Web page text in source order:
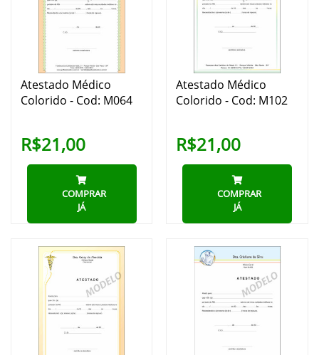
Atestado Médico
Colorido - Cod: M064
R$21,00
COMPRAR
JÁ
Atestado Médico
Colorido - Cod: M102
R$21,00
COMPRAR
JÁ